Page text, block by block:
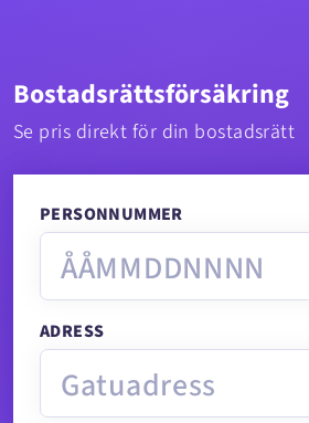
Bostadsrättsförsäkring
Se pris direkt för din bostadsrätt
PERSONNUMMER
ADRESS